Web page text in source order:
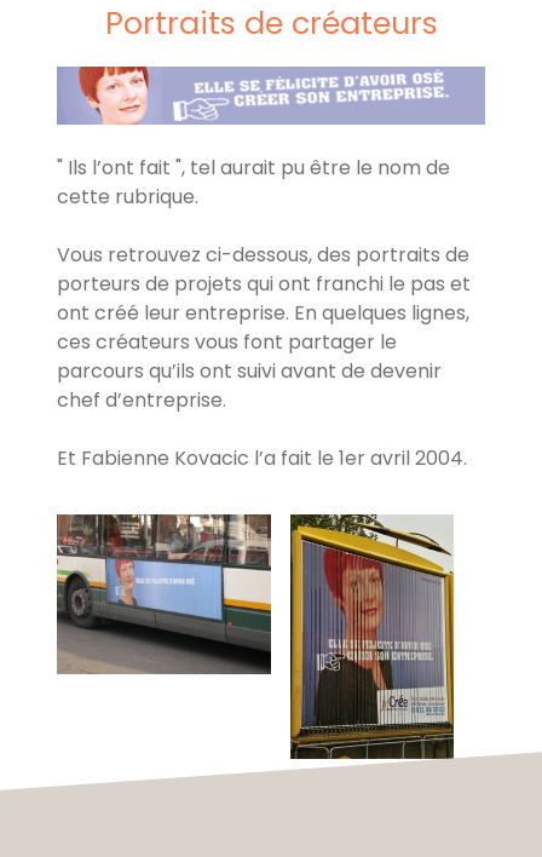
Portraits de créateurs
" Ils l’ont fait ", tel aurait pu être le nom de
cette rubrique.
Vous retrouvez ci-dessous, des portraits de
porteurs de projets qui ont franchi le pas et
ont créé leur entreprise. En quelques lignes,
ces créateurs vous font partager le
parcours qu’ils ont suivi avant de devenir
chef d’entreprise.
Et Fabienne Kovacic l’a fait le 1er avril 2004.